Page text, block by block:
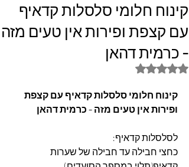
קינוח חלומי סלסלות קדאיף
עם קצפת ופירות אין טעים מזה
- כרמית דהאן
דירוג של NaN מתוך 5 כוכבים
קינוח חלומי סלסלות קדאיף עם קצפת
ופירות אין טעים מזה - כרמית דהאן
לסלסלות קדאיף:
כחצי חבילה עד חבילה של שערות